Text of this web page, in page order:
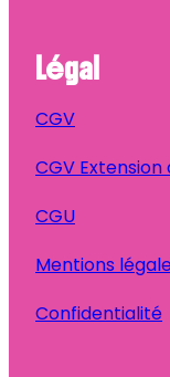
Légal
CGV
CGV
CGU
Mentions
Confidentialité